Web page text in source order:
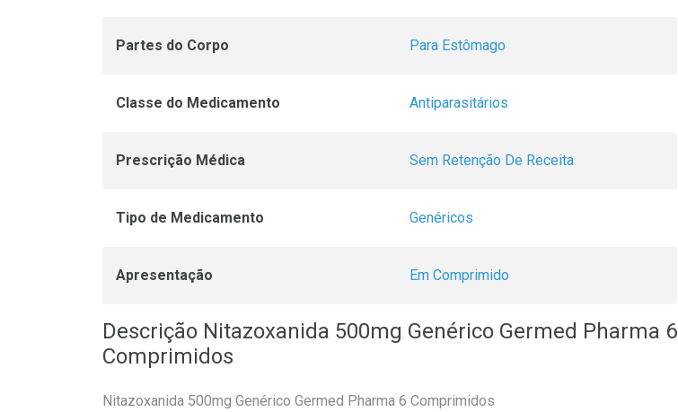
Partes do Corpo Para Estômago
Classe do Medicamento Antiparasitários
Prescrição Médica Sem Retenção De Receita
Tipo de Medicamento Genéricos
Apresentação Em Comprimido
Descrição Nitazoxanida 500mg Genérico Germed Pharma 6
Comprimidos
Nitazoxanida 500mg Genérico Germed Pharma 6 Comprimidos